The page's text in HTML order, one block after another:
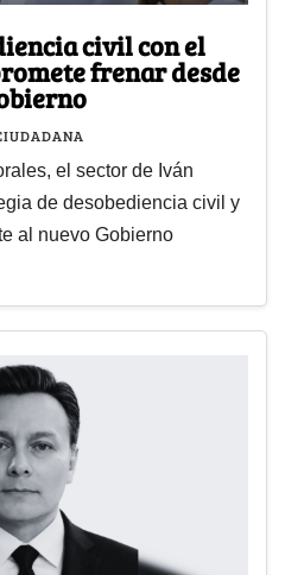
civil con el
frenar desde
el sector de Iván
de desobediencia civil y
al nuevo Gobierno